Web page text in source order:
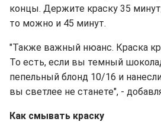
концы. Держите краску 35
то можно и 45 минут.
"Также важный нюанс. Краска
То есть, если вы темный
пепельный блонд 10/16 и
вы светлее не станете", -
Как смывать краску